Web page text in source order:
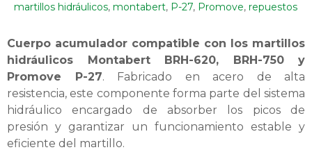
martillos hidráulicos, montabert, P-27, Promove, repuestos
Cuerpo acumulador compatible con los martillos
hidráulicos Montabert BRH-620, BRH-750 y
Promove P-27. Fabricado en acero de alta
resistencia, este componente forma parte del sistema
hidráulico encargado de absorber los picos de
presión y garantizar un funcionamiento estable y
eficiente del martillo.